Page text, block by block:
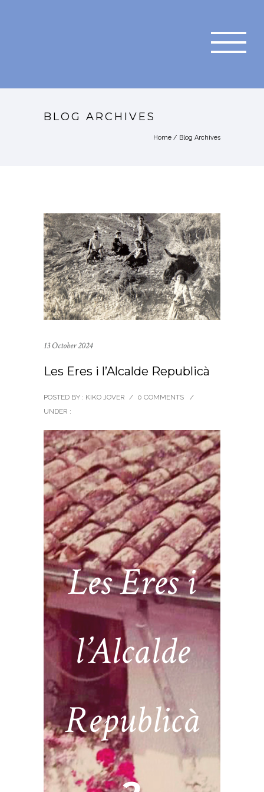
BLOG ARCHIVES
Home / Blog Archives
13 October 2024
Les Eres i l’Alcalde Republicà
POSTED BY : KIKO JOVER / 0 COMMENTS
/
UNDER :
Les Eres i
l’Alcalde
Republicà